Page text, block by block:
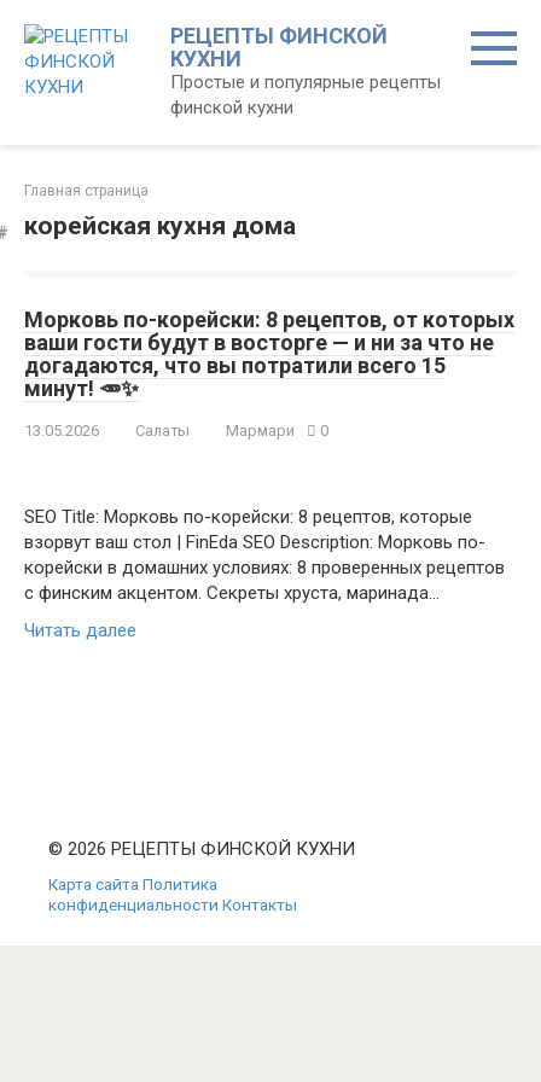
контенту
РЕЦЕПТЫ ФИНСКОЙ
КУХНИ
Простые и популярные рецепты
финской кухни
Главная страница
корейская кухня дома
Морковь по-корейски: 8 рецептов, от которых
ваши гости будут в восторге — и ни за что не
догадаются, что вы потратили всего 15
минут! 🥕✨
13.05.2026 Салаты Мармари 0
SEO Title: Морковь по-корейски: 8 рецептов, которые
взорвут ваш стол | FinEda SEO Description: Морковь по-
корейски в домашних условиях: 8 проверенных рецептов
с финским акцентом. Секреты хруста, маринада…
Читать далее
© 2026 РЕЦЕПТЫ ФИНСКОЙ КУХНИ
Карта сайта Политика
конфиденциальности Контакты